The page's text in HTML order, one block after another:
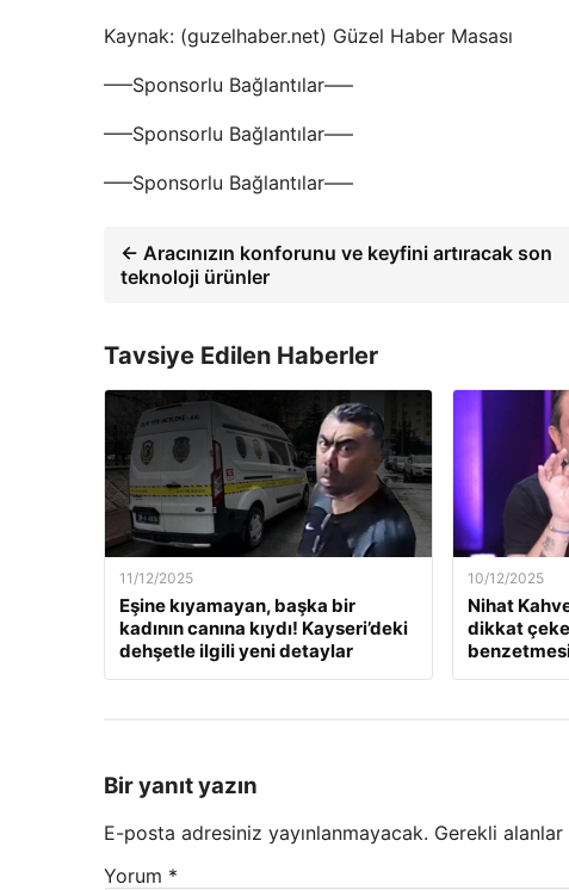
Kaynak: (guzelhaber.net) Güzel Haber Masası
—–Sponsorlu Bağlantılar—–
—–Sponsorlu Bağlantılar—–
—–Sponsorlu Bağlantılar—–
← Aracınızın konforunu ve keyfini artıracak son
teknoloji ürünler
Tavsiye Edilen Haberler
11/12/2025
Eşine kıyamayan, başka bir
kadının canına kıydı! Kayseri’deki
dehşetle ilgili yeni detaylar
10/12/2025
Nihat
dikkat
Bir yanıt yazın
E-posta adresiniz yayınlanmayacak. Gerekli alanlar
Yorum *